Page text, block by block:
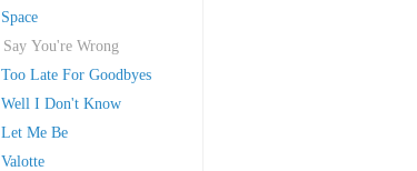
Space
Say You're Wrong
Too Late For Goodbyes
Well I Don't Know
Let Me Be
Valotte